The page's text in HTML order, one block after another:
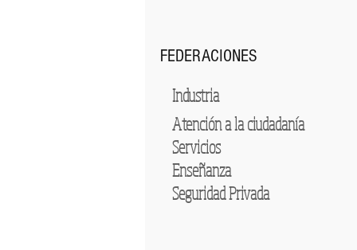
FEDERACIONES
Industria
Atención a la ciudadanía
Servicios
Enseñanza
Seguridad Privada